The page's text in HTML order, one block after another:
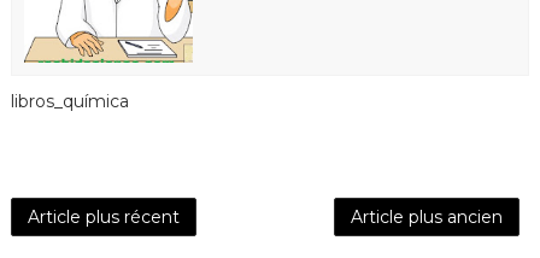
libros_química
Article plus récent Article plus ancien